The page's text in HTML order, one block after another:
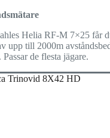
Helia RF-M 7×25 får
upp till 2000m
de flesta jägare.